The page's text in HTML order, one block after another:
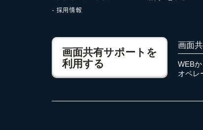
- 採用情報
画面共有サポートを
利用する
画面
WEB
オペレ